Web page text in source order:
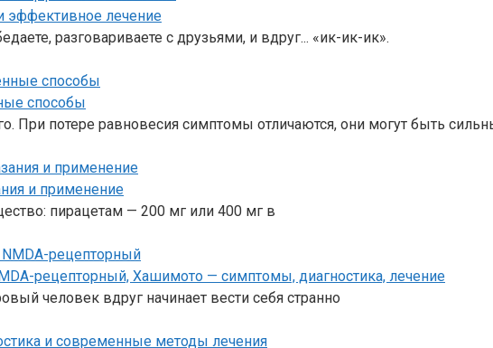
эффективное лечение
разговариваете с друзьями, и вдруг... «ик-ик-ик».
способы
При потере равновесия симптомы отличаются, они могут быть
и применение
пирацетам — 200 мг или 400 мг в
рецепторный, Хашимото — симптомы, диагностика, лечение
человек вдруг начинает вести себя странно